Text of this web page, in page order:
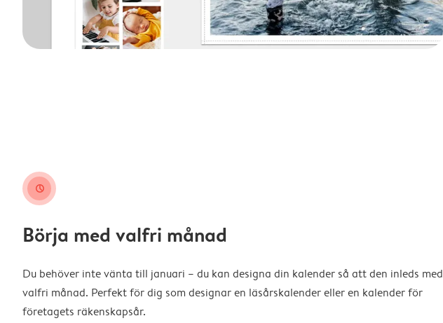
clock
Börja med valfri månad
Du behöver inte vänta till januari – du kan designa din kalender så att den inleds med
valfri månad. Perfekt för dig som designar en läsårskalender eller en kalender för
företagets räkenskapsår.